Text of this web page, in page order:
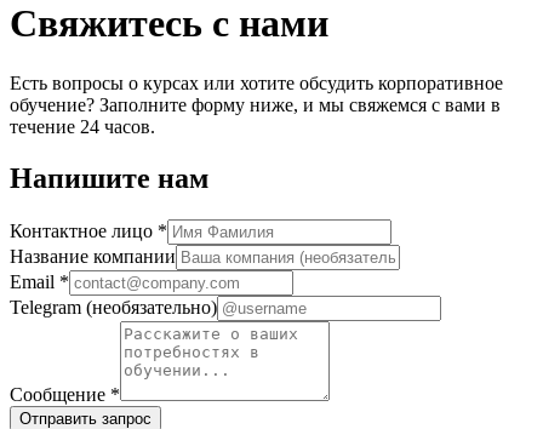
Свяжитесь с нами
Есть вопросы о курсах или хотите обсудить корпоративное
обучение? Заполните форму ниже, и мы свяжемся с вами в
течение 24 часов.
Напишите нам
Контактное лицо *
Название компании
Email *
Telegram (необязательно)
Сообщение *
Отправить запрос